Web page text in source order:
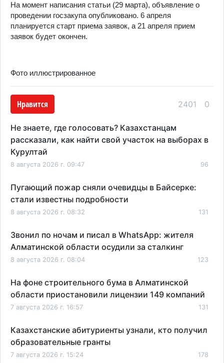
На момент написания статьи (29 марта), объявление о
проведении госзакупа опубликовано. 6 апреля
планируется старт приема заявок, а 21 апреля прием
заявок будет окончен.
Фото иллюстрированное
Нравится 2401 0
Не знаете, где голосовать? Казахстанцам
рассказали, как найти свой участок на выборах в
Курултай
8 августа 2026 г. 09:47 96
Пугающий пожар сняли очевидцы в Байсерке:
стали известны подробности
8 августа 2026 г. 08:32 131
Звонил по ночам и писал в WhatsApp: жителя
Алматинской области осудили за сталкинг
8 августа 2026 г. 08:04 123
На фоне строительного бума в Алматинской
области приостановили лицензии 149 компаний
7 августа 2026 г. 16:57 131
Казахстанские абитуриенты узнали, кто получил
образовательные гранты
7 августа 2026 г. 15:24 178